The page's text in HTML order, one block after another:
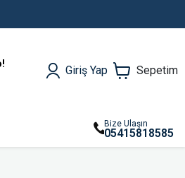
Giriş Yap Sepetim
Bize Ulaşın
05415818585